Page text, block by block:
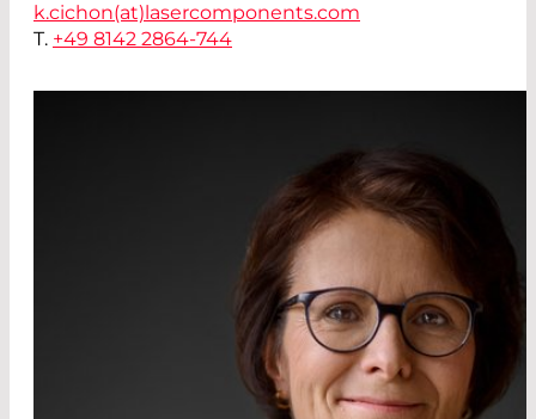
k.cichon(at) lasercomponents.com
T. +49 8142 2864-744